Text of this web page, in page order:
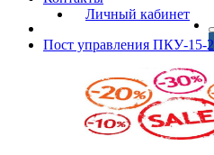
Личный кабинет
Пост управления ПКУ-15-